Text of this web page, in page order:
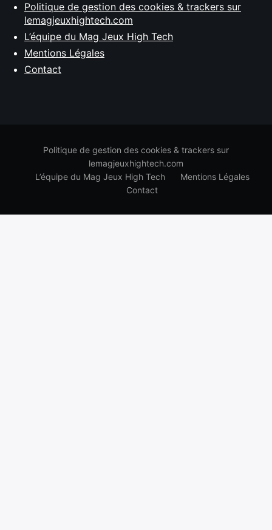
Politique de gestion des cookies & trackers sur
lemagjeuxhightech.com
L’équipe du Mag Jeux High Tech
Mentions Légales
Contact
Politique de gestion des cookies & trackers sur
lemagjeuxhightech.com
L’équipe du Mag Jeux High Tech
Mentions Légales
Contact